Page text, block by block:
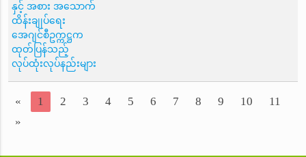
နှင့် အစား အသောက်
ထိန်းချုပ်ရေး
အေဂျင်စီဥက္ကဋ္ဌက
ထုတ်ပြန်သည့်
လုပ်ထုံးလုပ်နည်းများ
« 1 2 3 4 5 6 7 8 9 10
11
»